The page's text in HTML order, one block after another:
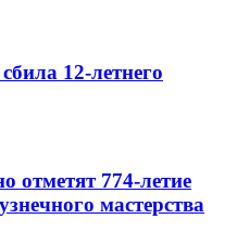
12-летнего
отметят 774-летие
мастерства